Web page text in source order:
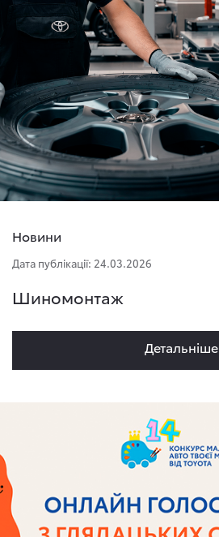
Новини
Дата публікації: 24.03.2026
Шиномонтаж
Детальнiше